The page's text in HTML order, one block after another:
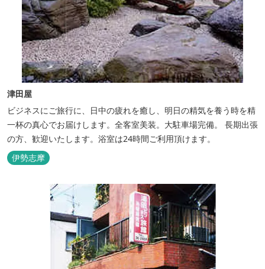
津田屋
ビジネスにご旅行に、日中の疲れを癒し、明日の精気を養う時を精
一杯の真心でお届けします。全客室美装。大駐車場完備。 長期出張
の方、歓迎いたします。浴室は24時間ご利用頂けます。
伊勢志摩